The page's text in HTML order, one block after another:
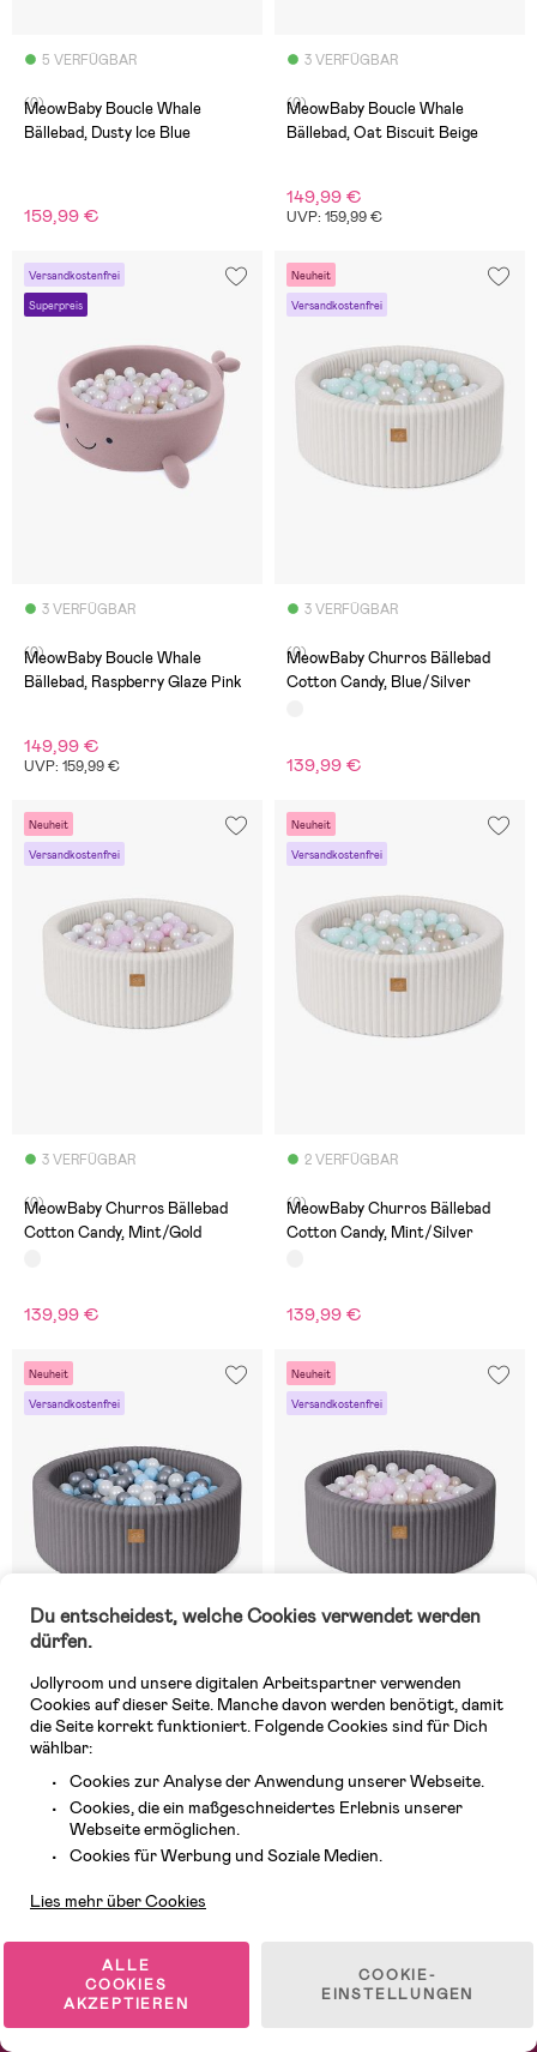
5 VERFÜGBAR
(0)
MeowBaby Boucle Whale
Bällebad, Dusty Ice Blue
159,99 €
3 VERFÜGBAR
(0)
MeowBaby Boucle Whale
Bällebad, Oat Biscuit Beige
149,99 €
UVP: 159,99 €
Versandkostenfrei
Superpreis
3 VERFÜGBAR
(0)
MeowBaby Boucle Whale
Bällebad, Raspberry Glaze Pink
149,99 €
UVP: 159,99 €
Neuheit
Versandkostenfrei
3 VERFÜGBAR
(0)
MeowBaby Churros Bällebad
Cotton Candy, Blue/Silver
139,99 €
Neuheit
Versandkostenfrei
3 VERFÜGBAR
(0)
MeowBaby Churros Bällebad
Cotton Candy, Mint/Gold
139,99 €
Neuheit
Versandkostenfrei
2 VERFÜGBAR
(0)
MeowBaby Churros Bällebad
Cotton Candy, Mint/Silver
139,99 €
Neuheit
Versandkostenfrei
4 VERFÜGBAR
(0)
MeowBaby Churros Bällebad
Jurassic Grey, Blue/Silver
139,99 €
Neuheit
Versandkostenfrei
3 VERFÜGBAR
Jurassic Grey, Pink/Gold
139,99 €
1 /
Du entscheidest, welche Cookies verwendet werden
dürfen.
Jollyroom und unsere digitalen Arbeitspartner verwenden
Cookies auf dieser Seite. Manche davon werden benötigt, damit
die Seite korrekt funktioniert. Folgende Cookies sind für Dich
wählbar:
Cookies zur Analyse der Anwendung unserer Webseite.
Cookies, die ein maßgeschneidertes Erlebnis unserer
Webseite ermöglichen.
Cookies für Werbung und Soziale Medien.
Lies mehr über Cookies
ALLE
COOKIES
AKZEPTIEREN
COOKIE-
EINSTELLUNGEN